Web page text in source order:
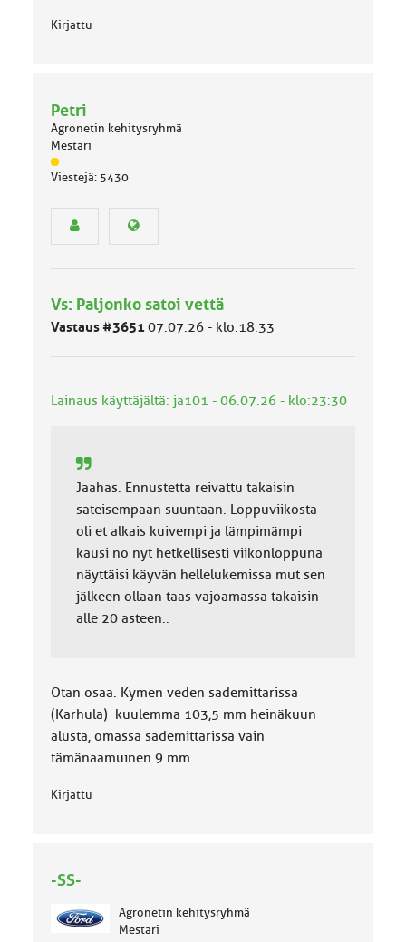
Kirjattu
Petri
Agronetin kehitysryhmä
Mestari
J
ä
m
ä
k
Viestejä: 5430
Vs: Paljonko satoi vettä
Vastaus #365107.07.26 - klo:18:33
Lainaus käyttäjältä: ja101 - 06.07.26 - klo:23:30
Jaahas. Ennustetta reivattu takaisin
sateisempaan suuntaan. Loppuviikosta
oli et alkais kuivempi ja lämpimämpi
kausi no nyt hetkellisesti viikonloppuna
näyttäisi käyvän hellelukemissa mut sen
jälkeen ollaan taas vajoamassa takaisin
alle 20 asteen..
Otan osaa. Kymen veden sademittarissa
(Karhula) kuulemma 103,5 mm heinäkuun
alusta, omassa sademittarissa vain
tämänaamuinen 9 mm...
Kirjattu
-SS-
Agronetin kehitysryhmä
Mestari